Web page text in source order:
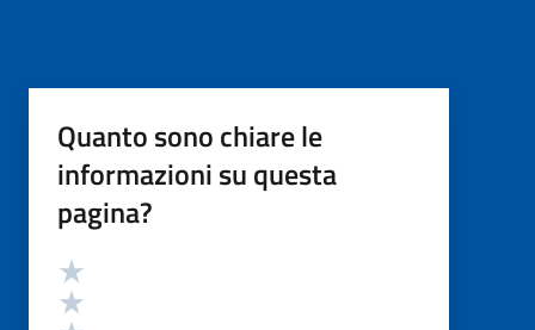
Quanto sono chiare le
informazioni su questa
pagina?
Valutazione